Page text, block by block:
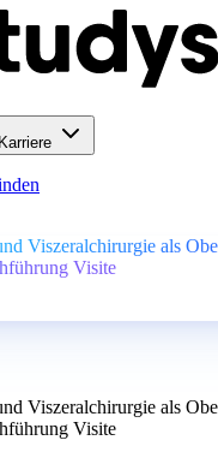
Viszeralchirurgie als
Visite
Viszeralchirurgie als
Visite